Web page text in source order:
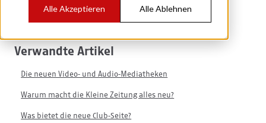
Alle Akzeptieren Alle Ablehnen
Verwandte Artikel
Die neuen Video- und Audio-Mediatheken
Warum macht die Kleine Zeitung alles neu?
Was bietet die neue Club-Seite?